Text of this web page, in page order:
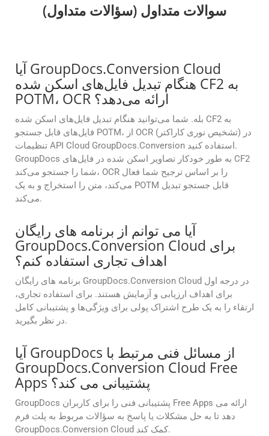
سوالات متداول (سؤالات متداول)
آیا GroupDocs.Conversion Cloud
هنگام تبدیل فایل‌های اسکن شده CF2 به
POTM، OCR ارائه می‌دهد؟
بله. شما می‌توانید هنگام تبدیل فایل‌های اسکن شده CF2 به
فایل‌های قابل جستجو POTM، از OCR (تشخیص نوری کاراکتر) در
تنظیمات API Cloud GroupDocs.Conversion استفاده کنید.
GroupDocs به طور خودکار تصاویر اسکن شده در فایل‌های CF2
شما را جستجو می‌کند، OCR را بر اساس ترجیح شما فعال
می‌کند، متن را استخراج و به یک POTM قابل جستجو تبدیل
می‌کند.
آیا می توانم از برنامه های رایگان
GroupDocs.Conversion Cloud برای
اهداف تجاری استفاده کنم؟
برنامه های رایگان GroupDocs.Conversion Cloud در درجه اول
برای اهداف ارزیابی و آزمایش هستند. برای استفاده تجاری،
ارتقاء را به یک طرح اشتراک پولی برای ویژگی‌ها و پشتیبانی کامل
در نظر بگیرید.
آیا GroupDocs از مسائل فنی مرتبط با
GroupDocs.Conversion Cloud Free
Apps پشتیبانی می کند؟
GroupDocs پشتیبانی فنی را برای کاربران Free Apps ارائه می
دهد تا به حل مشکلات یا پاسخ به سؤالات مربوط به پلت فرم
GroupDocs.Conversion Cloud کمک کند.